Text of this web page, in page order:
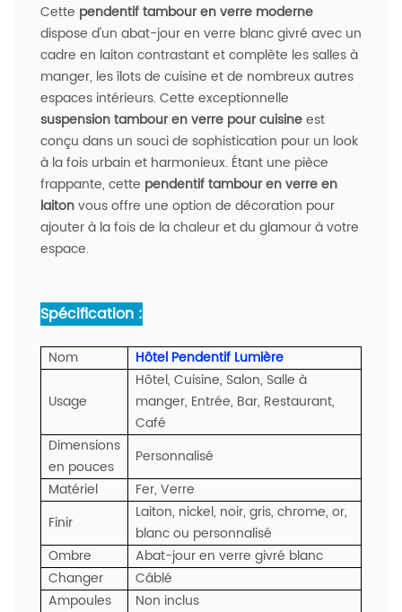
Cette pendentif tambour en verre moderne
dispose d'un abat-jour en verre blanc givré avec un
cadre en laiton contrastant et complète les salles à
manger, les îlots de cuisine et de nombreux autres
espaces intérieurs. Cette exceptionnelle
suspension tambour en verre pour cuisineest
conçu dans un souci de sophistication pour un look
à la fois urbain et harmonieux. Étant une pièce
frappante, cette pendentif tambour en verre en
laitonvous offre une option de décoration pour
ajouter à la fois de la chaleur et du glamour à votre
espace.
Spécification :
Nom Hôtel Pendentif Lumière
Usage
Hôtel, Cuisine, Salon, Salle à
manger, Entrée, Bar, Restaurant,
Café
Dimensions
en pouces
Personnalisé
Matériel
Fer, Verre
Finir
Laiton, nickel, noir, gris, chrome, or,
blanc ou personnalisé
Ombre
Abat-jour en verre givré blanc
Changer
Câblé
Ampoules
Non inclus